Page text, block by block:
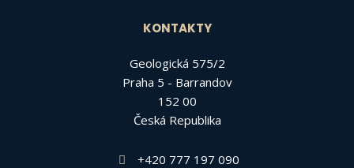
KONTAKTY
Geologická 575/2
Praha 5 - Barrandov
152 00
Česká Republika
+420 777 197 090